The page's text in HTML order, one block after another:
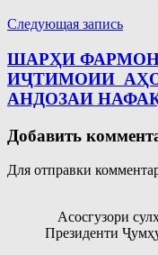
Следующая запись
ШАРҲИ
ИҶТИМОИИ
АНДОЗАИ НАФАҚА
Добавить
Для отправки
Асосгузори
Президенти